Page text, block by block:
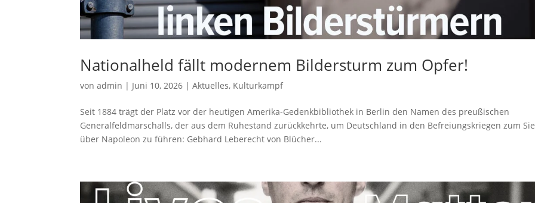
Nationalheld fällt modernem Bildersturm zum Opfer!
vonadmin | Juni 10, 2026 |Aktuelles, Kulturkampf
Seit 1884 trägt der Platz vor der heutigen Amerika-Gedenkbibliothek in Berlin den Namen des preußischen
Generalfeldmarschalls, der aus dem Ruhestand zurückkehrte, um Deutschland in den Befreiungskriegen zum
über Napoleon zu führen: Gebhard Leberecht von Blücher...